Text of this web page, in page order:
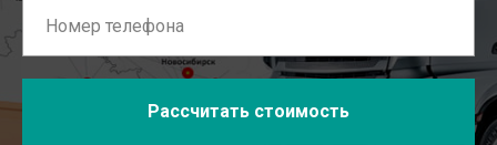
Рассчитать стоимость